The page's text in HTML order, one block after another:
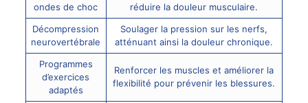
ondes de choc
réduire la douleur musculaire.
Décompression
neurovertébrale
Soulager la pression sur les nerfs,
atténuant ainsi la douleur chronique.
Programmes
d’exercices
adaptés
Renforcer les muscles et améliorer la
flexibilité pour prévenir les blessures.